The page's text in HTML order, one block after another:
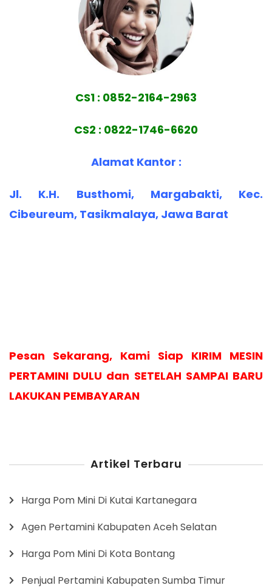
CS1 : 0852-2164-2963
CS2 : 0822-1746-6620
Alamat Kantor :
Jl. K.H. Busthomi, Margabakti, Kec.
Cibeureum, Tasikmalaya, Jawa Barat
Pesan Sekarang, Kami Siap KIRIM MESIN
PERTAMINI DULU dan SETELAH SAMPAI BARU
LAKUKAN PEMBAYARAN
Artikel Terbaru
Harga Pom Mini Di Kutai Kartanegara
Agen Pertamini Kabupaten Aceh Selatan
Harga Pom Mini Di Kota Bontang
Penjual Pertamini Kabupaten Sumba Timur